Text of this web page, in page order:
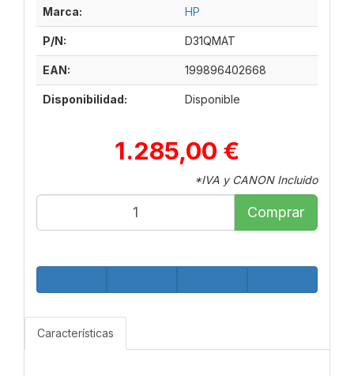
Marca: HP
P/N: D31QMAT
EAN: 199896402668
Disponibilidad: Disponible
1.285,00 €
*IVA y CANON Incluido
Comprar
Características